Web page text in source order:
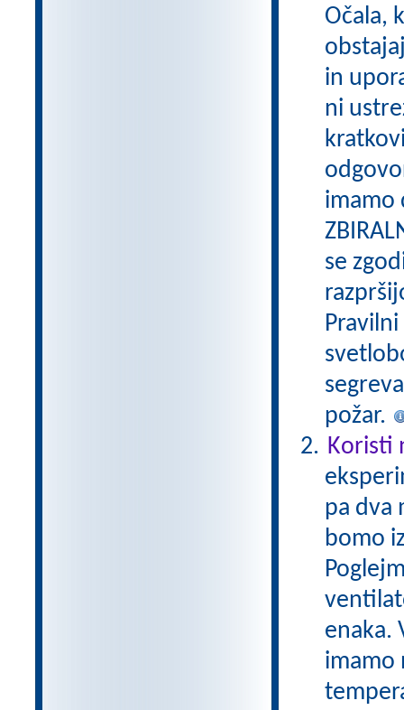
Očala,
in
ni
imamo
se
požar.
Koristi
pa dva
bomo
enaka.
imamo